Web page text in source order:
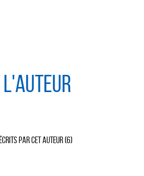
l'auteur
par cet auteur (6)